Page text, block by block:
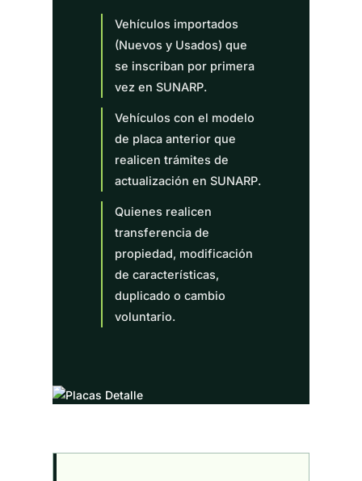
Vehículos importados
(Nuevos y Usados) que
se inscriban por primera
vez en SUNARP.
Vehículos con el modelo
de placa anterior que
realicen trámites de
actualización en SUNARP.
Quienes realicen
transferencia de
propiedad, modificación
de características,
duplicado o cambio
voluntario.